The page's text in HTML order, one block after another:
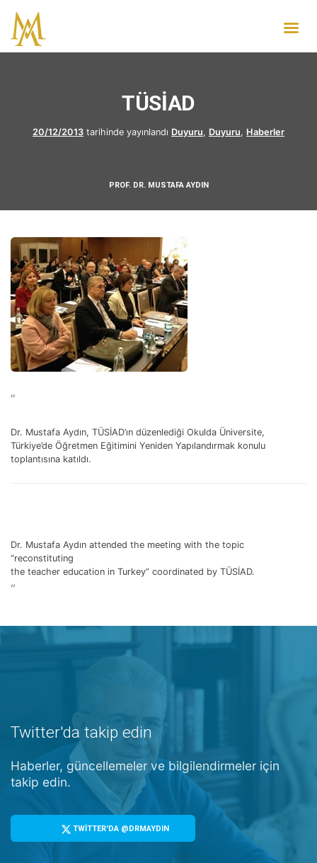
TÜSİAD
20/12/2013 tarihinde yayınlandı Duyuru, Duyuru, Haberler
PROF. DR. MUSTAFA AYDIN
”
Dr. Mustafa Aydın, TÜSİAD’ın düzenlediği Okulda Üniversite,
Türkiye’de Öğretmen Eğitimini Yeniden Yapılandırmak konulu
toplantısına katıldı.
Dr. Mustafa Aydın attended the meeting with the topic
“reconstituting
the teacher education in Turkey” coordinated by TÜSİAD.
“
Twitter'da takip edin
Haberler, güncellemeler ve bilgilendirmeler için
takip edin.
TWİTTER'DA @DRMAYDIN